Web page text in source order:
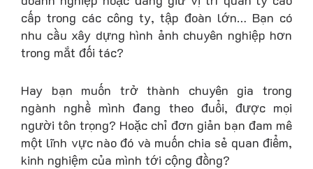
cấp trong các công ty, tập đoàn lớn… Bạn có
nhu cầu xây dựng hình ảnh chuyên nghiệp hơn
trong mắt đối tác?
Hay bạn muốn trở thành chuyên gia trong
ngành nghề mình đang theo đuổi, được mọi
người tôn trọng? Hoặc chỉ đơn giản bạn đam mê
một lĩnh vực nào đó và muốn chia sẻ quan điểm,
kinh nghiệm của mình tới cộng đồng?